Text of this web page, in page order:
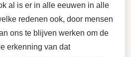
al is er in alle eeuwen in alle
redenen ook, door mensen
ons te blijven werken om de
erkenning van dat